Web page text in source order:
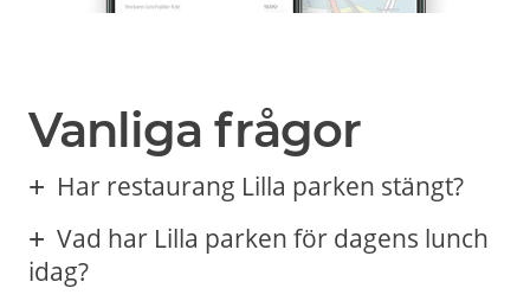
Vanliga frågor
Har restaurang Lilla parken stängt?
Vad har Lilla parken för dagens lunch
idag?